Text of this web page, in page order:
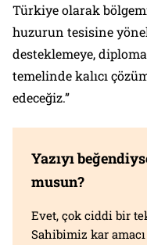
Türkiye olarak
huzurun tesisine
desteklemeye,
temelinde kalıcı
edeceğiz.”
Yazıyı
musun?
Evet, çok ciddi bir
Sahibimiz kar